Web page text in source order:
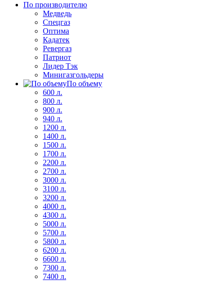
По производителю
Медведь
Спецгаз
Оптима
Кадатек
Ревергаз
Патриот
Лидер Тэк
Минигазгольдеры
По объему
600 л.
800 л.
900 л.
940 л.
1200 л.
1400 л.
1500 л.
1700 л.
2200 л.
2700 л.
3000 л.
3100 л.
3200 л.
4000 л.
4300 л.
5000 л.
5700 л.
5800 л.
6200 л.
6600 л.
7300 л.
7400 л.